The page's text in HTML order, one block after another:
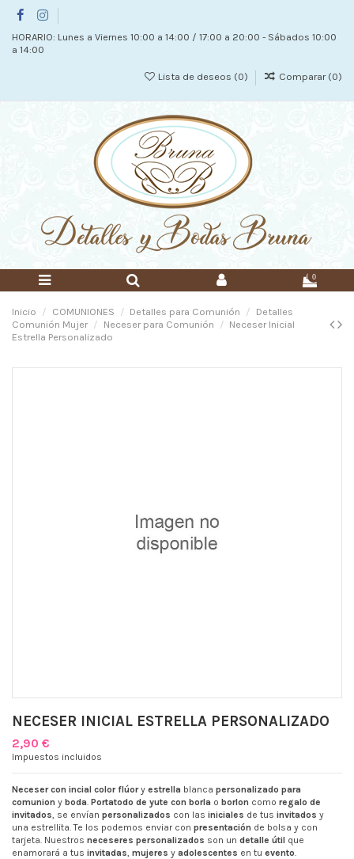
HORARIO: Lunes a Viernes 10:00 a 14:00 / 17:00 a 20:00 - Sábados 10:00
a 14:00
Lista de deseos (0) Comparar (0)
0
Inicio COMUNIONES Detalles para Comunión
Detalles
Comunión Mujer
Neceser para Comunión
Neceser Inicial
Estrella Personalizado
NECESER INICIAL ESTRELLA PERSONALIZADO
2,90 €
Impuestos incluidos
Neceser con incial color flúory estrella blanca personalizado para
comunion y boda Portatodo de yute con borla o borlon como regalo de
invitados , se envían personalizados con las iniciales de tus invitados y
una estrellita. Te los podemos enviar con presentación de bolsa y con
tarjeta. Nuestros neceseres personalizados son un detalle útil que
enamorará a tus invitadas mujeres y adolescentes en tu evento